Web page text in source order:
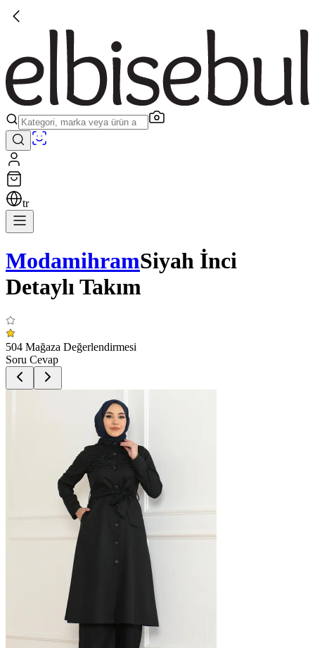
tr
ModamihramSiyah İnci
Detaylı Takım
504 Mağaza Değerlendirmesi
Soru Cevap